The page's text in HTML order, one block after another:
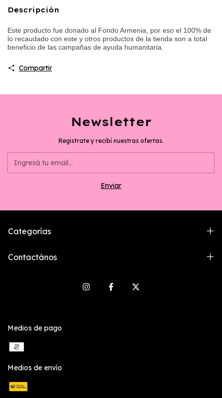
Descripción
Este producto fue donado al Fondo Armenia, por eso el 100% de
lo recaudado con este y otros productos de la tienda son a total
beneficio de las campañas de ayuda humanitaria.
Compartir
Newsletter
Registrate y recibí nuestras ofertas.
Categorías
Contactános
Medios de pago
Medios de envío